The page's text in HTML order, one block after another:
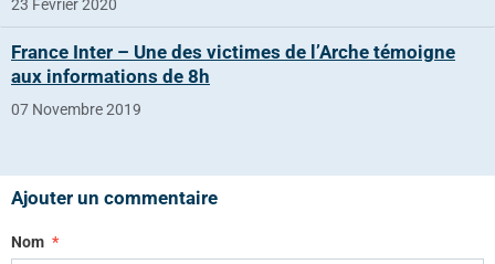
23 Février 2020
France Inter – Une des victimes de l’Arche témoigne
aux informations de 8h
07 Novembre 2019
Ajouter un commentaire
Nom